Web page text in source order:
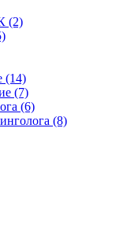
(2)
(14)
(7)
(6)
(8)